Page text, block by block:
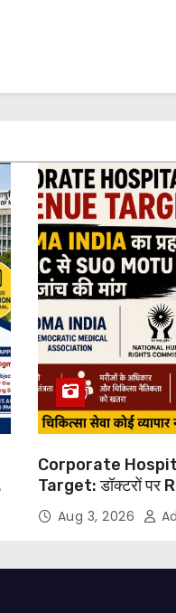
Corporate
Target: डॉक्टरों
थोपने के खिलाफ DMA
NHRC से Suo Motu
Aug 3, 2026